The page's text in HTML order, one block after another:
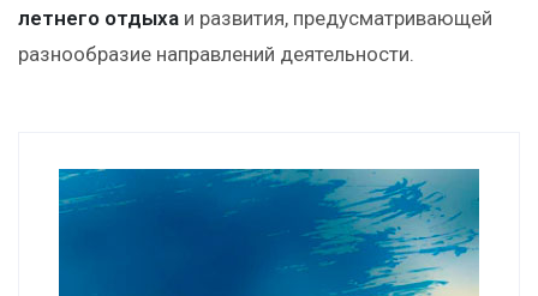
летнего отдыха и развития, предусматривающей
разнообразие направлений деятельности.